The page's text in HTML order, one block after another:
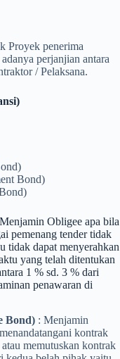
Proyek penerima
perjanjian antara
/ Pelaksana.
Bond)
Obligee apa bila
pemenang tender tidak
tidak dapat menyerahkan
yang telah ditentukan
1 % sd. 3 % dari
penawaran di
Bond) : Menjamin
kontrak
memutuskan kontrak